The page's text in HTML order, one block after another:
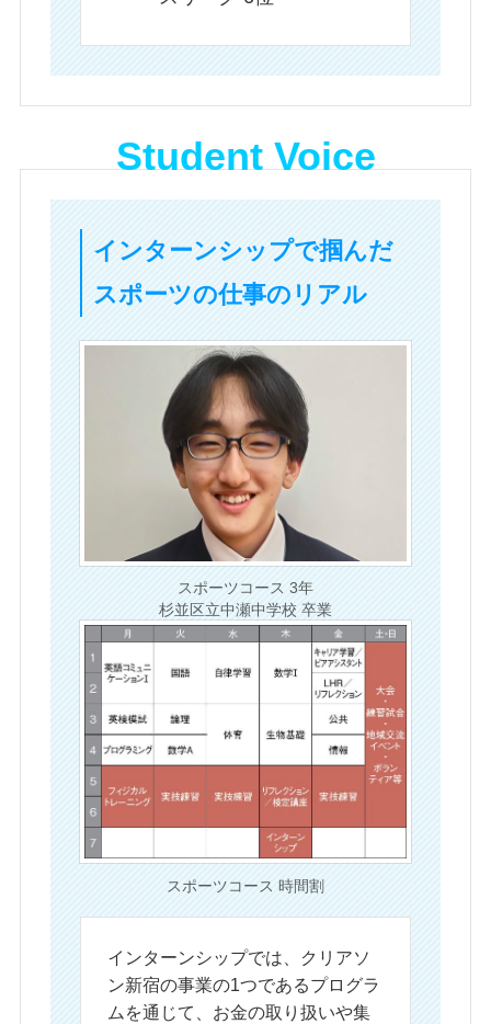
Student Voice
インターンシップで掴んだ
スポーツの仕事のリアル
スポーツコース 3年
杉並区立中瀬中学校 卒業
スポーツコース 時間割
インターンシップでは、クリアソ
ン新宿の事業の1つであるプログラ
ムを通じて、お金の取り扱いや集